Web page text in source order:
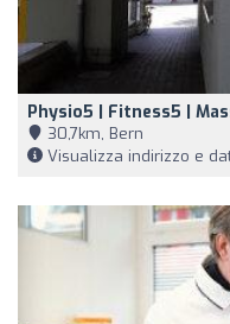
Physio5 | Fitness5 |
30,7km, Bern
Visualizza indirizzo e